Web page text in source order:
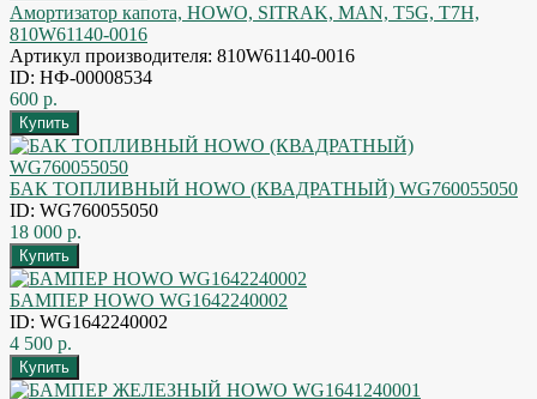
Амортизатор капота, HOWO, SITRAK, MAN, T5G, T7H,
810W61140-0016
Артикул производителя: 810W61140-0016
ID: НФ-00008534
600 р.
БАК ТОПЛИВНЫЙ HOWO (КВАДРАТНЫЙ) WG760055050
ID: WG760055050
18 000 р.
БАМПЕР HOWO WG1642240002
ID: WG1642240002
4 500 р.